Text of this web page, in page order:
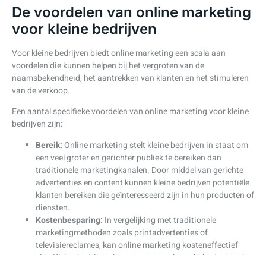
De voordelen van online marketing
voor kleine bedrijven
Voor kleine bedrijven biedt online marketing een scala aan
voordelen die kunnen helpen bij het vergroten van de
naamsbekendheid, het aantrekken van klanten en het stimuleren
van de verkoop.
Een aantal specifieke voordelen van online marketing voor kleine
bedrijven zijn:
Bereik: Online marketing stelt kleine bedrijven in staat om
een veel groter en gerichter publiek te bereiken dan
traditionele marketingkanalen. Door middel van gerichte
advertenties en content kunnen kleine bedrijven potentiële
klanten bereiken die geïnteresseerd zijn in hun producten of
diensten.
Kostenbesparing: In vergelijking met traditionele
marketingmethoden zoals printadvertenties of
televisiereclames, kan online marketing kosteneffectief